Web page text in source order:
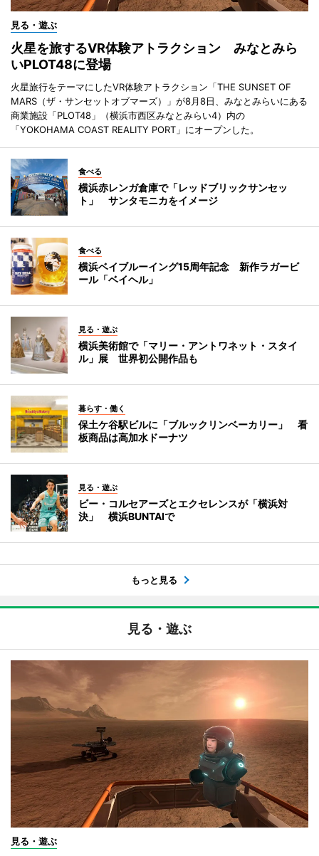
見る・遊ぶ
火星を旅するVR体験アトラクション みなとみら
いPLOT48に登場
火星旅行をテーマにしたVR体験アトラクション「THE SUNSET OF
MARS（ザ・サンセットオブマーズ）」が8月8日、みなとみらいにある
商業施設「PLOT48」（横浜市西区みなとみらい4）内の
「YOKOHAMA COAST REALITY PORT」にオープンした。
食べる
横浜赤レンガ倉庫で「レッドブリックサンセッ
ト」 サンタモニカをイメージ
食べる
横浜ベイブルーイング15周年記念 新作ラガービ
ール「ベイヘル」
見る・遊ぶ
横浜美術館で「マリー・アントワネット・スタイ
ル」展 世界初公開作品も
暮らす・働く
保土ケ谷駅ビルに「ブルックリンベーカリー」 看
板商品は高加水ドーナツ
見る・遊ぶ
ビー・コルセアーズとエクセレンスが「横浜対
決」 横浜BUNTAIで
もっと見る
見る・遊ぶ
見る・遊ぶ